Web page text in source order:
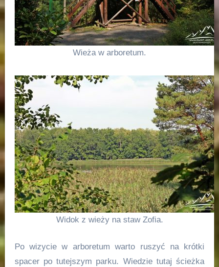
Wieża w arboretum.
Widok z wieży na staw Zofia.
Po wizycie w arboretum warto ruszyć na krótki
spacer po tutejszym parku. Wiedzie tutaj ścieżka